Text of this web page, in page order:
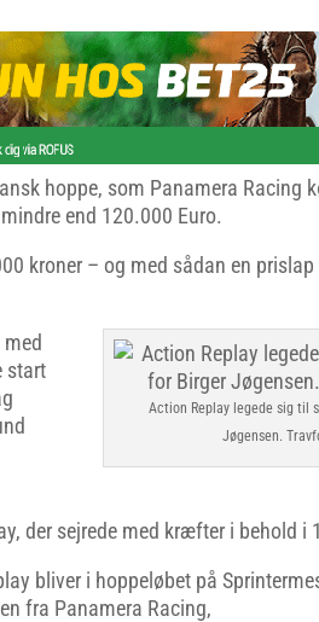
hoppe, som Panamera Racing
end 120.000 Euro.
kroner – og med sådan en prislap
Action Replay legede sig til
Jøgensen.
start
der sejrede med kræfter i behold i
bliver i hoppeløbet på
fra Panamera Racing,